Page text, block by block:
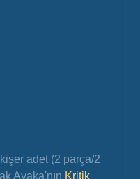
adet (2 parça/2
Ayaka'nın Kritik